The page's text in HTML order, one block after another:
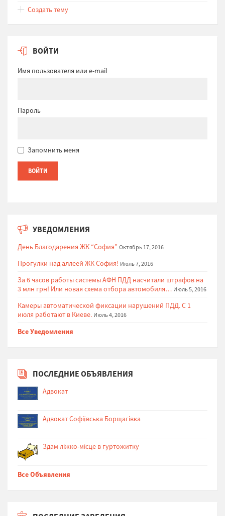
Создать тему
ВОЙТИ
Имя пользователя или e-mail
Пароль
Запомнить меня
УВЕДОМЛЕНИЯ
День Благодарения ЖК “София” Октябрь 17, 2016
Прогулки над аллеей ЖК София! Июль 7, 2016
За 6 часов работы системы АФН ПДД насчитали штрафов на
3 млн грн! Или новая схема отбора автомобиля… Июль 5, 2016
Камеры автоматической фиксации нарушений ПДД. С 1
июля работают в Киеве. Июль 4, 2016
Все Уведомления
ПОСЛЕДНИЕ ОБЪЯВЛЕНИЯ
Адвокат
Адвокат Софіївська Борщагівка
Здам ліжко-місце в гуртожитку
Все Объявления